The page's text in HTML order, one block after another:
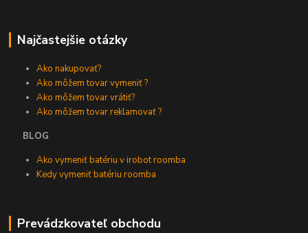
Najčastejšie otázky
Ako nakupovať?
Ako môžem tovar vymeniť ?
Ako môžem tovar vrátiť?
Ako môžem tovar reklamovať ?
BLOG
Ako vymeniť batériu v irobot roomba
Kedy vymeniť batériu roomba
Prevádzkovateľ obchodu